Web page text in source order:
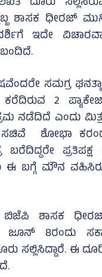
ಶಾಸಕ ಧೀರಜ್
ಇದೇ
ಬಂದಿದೆ.
ಸಮಗ್ರ
2
ನಡೆದಿದೆ ಎಂದು
ಸಚಿವೆ ಶೋಭಾ
ಬರೆದಿದ್ದರೇ
ಬಗ್ಗೆ ಮೌನ
ಬಿಜೆಪಿ ಶಾಸಕ
ಜೂನ್‌ 8ರಂದು
ಸಲ್ಲಿಸಿದ್ದಾರೆ. ಈ